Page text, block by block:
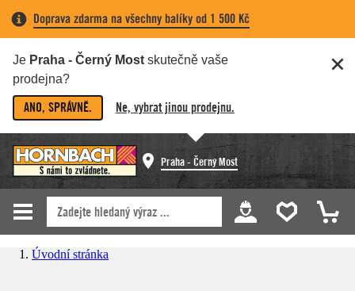
Doprava zdarma na všechny balíky od 1 500 Kč
Je Praha - Černý Most skutečně vaše
prodejna?
ANO, SPRÁVNĚ. Ne, vybrat jinou prodejnu.
Praha - Černý Most
Úvodní stránka